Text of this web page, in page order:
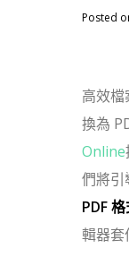
Posted
高效
換為
Online
們將引
PDF
輯器套